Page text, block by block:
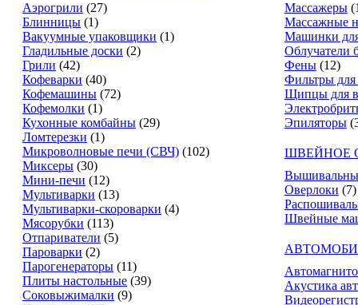
Аэрогрили (27)
Блинницы (1)
Вакуумные упаковщики (1)
Гладильные доски (2)
Грили (42)
Кофеварки (40)
Кофемашины (72)
Кофемолки (1)
Кухонные комбайны (29)
Ломтерезки (1)
Микроволновые печи (СВЧ) (102)
Миксеры (30)
Мини-печи (12)
Мультиварки (13)
Мультиварки-скороварки (4)
Мясорубки (113)
Отпариватели (5)
Пароварки (2)
Парогенераторы (11)
Плиты настольные (39)
Соковыжималки (9)
Массажеры
Массажные
Машинки
Облучатели
Фены (12)
Фильтры
Щипцы для
Эпиляторы
ШВЕЙНОЕ
Оверлоки (7)
Швейные
Акустика